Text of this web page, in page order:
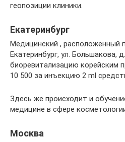
геопозиции клиники.
Екатеринбург
Медицинский , расположенный
Екатеринбург, ул. Большакова,
биоревитализацию корейским
10 500 за инъекцию 2 ml
Здесь же происходит и
медицине в сфере
Москва